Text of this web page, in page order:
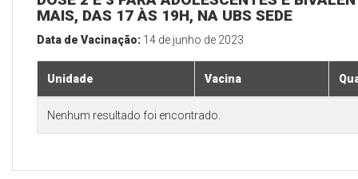
MAIS, DAS 17 ÀS 19H, NA UBS SEDE
Data de Vacinação: 14 de junho de 2023
Unidade Vacina
Nenhum resultado foi encontrado.